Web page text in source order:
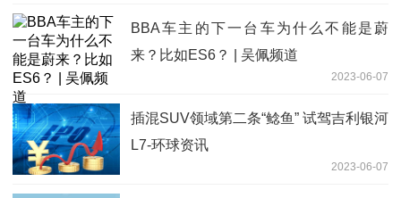
BBA车主的下一台车为什么不能是蔚
来？比如ES6？ | 吴佩频道
2023-06-07
插混SUV领域第二条“鲶鱼” 试驾吉利银河
L7-环球资讯
2023-06-07